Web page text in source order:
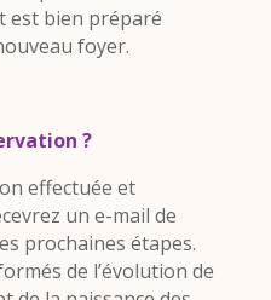
est bien préparé
foyer.
?
effectuée et
un e-mail de
prochaines étapes.
de l’évolution de